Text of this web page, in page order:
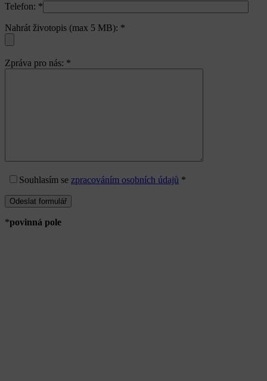
Telefon: *
Nahrát životopis (max 5 MB): *
Zpráva pro nás: *
Souhlasím se zpracováním osobních údajů *
*povinná pole